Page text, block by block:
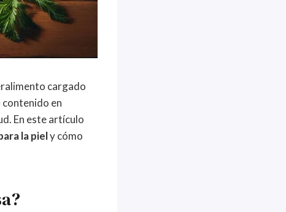
cargado
contenido en
En este artículo
la piely cómo